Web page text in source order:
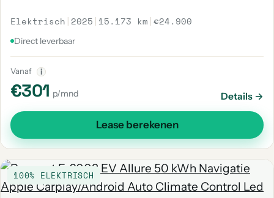
Elektrisch | 2025 | 15.173 km |€24.900
Direct leverbaar
Vanaf i
€301 p/mnd Details →
Lease berekenen
100% ELEKTRISCH